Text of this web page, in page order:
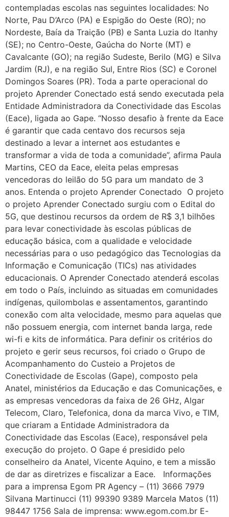
contempladas escolas nas seguintes localidades: No
Norte, Pau D’Arco (PA) e Espigão do Oeste (RO); no
Nordeste, Baía da Traição (PB) e Santa Luzia do Itanhy
(SE); no Centro-Oeste, Gaúcha do Norte (MT) e
Cavalcante (GO); na região Sudeste, Berilo (MG) e Silva
Jardim (RJ), e na região Sul, Entre Rios (SC) e Coronel
Domingos Soares (PR). Toda a parte operacional do
projeto Aprender Conectado está sendo executada pela
Entidade Administradora da Conectividade das Escolas
(Eace), ligada ao Gape. “Nosso desafio à frente da Eace
é garantir que cada centavo dos recursos seja
destinado a levar a internet aos estudantes e
transformar a vida de toda a comunidade”, afirma Paula
Martins, CEO da Eace, eleita pelas empresas
vencedoras do leilão do 5G para um mandato de 3
anos. Entenda o projeto Aprender Conectado O projeto
o projeto Aprender Conectado surgiu com o Edital do
5G, que destinou recursos da ordem de R$ 3,1 bilhões
para levar conectividade às escolas públicas de
educação básica, com a qualidade e velocidade
necessárias para o uso pedagógico das Tecnologias da
Informação e Comunicação (TICs) nas atividades
educacionais. O Aprender Conectado atenderá escolas
em todo o País, incluindo as situadas em comunidades
indígenas, quilombolas e assentamentos, garantindo
conexão com alta velocidade, mesmo para aquelas que
não possuem energia, com internet banda larga, rede
wi-fi e kits de informática. Para definir os critérios do
projeto e gerir seus recursos, foi criado o Grupo de
Acompanhamento do Custeio a Projetos de
Conectividade de Escolas (Gape), composto pela
Anatel, ministérios da Educação e das Comunicações, e
as empresas vencedoras da faixa de 26 GHz, Algar
Telecom, Claro, Telefonica, dona da marca Vivo, e TIM,
que criaram a Entidade Administradora da
Conectividade das Escolas (Eace), responsável pela
execução do projeto. O Gape é presidido pelo
conselheiro da Anatel, Vicente Aquino, e tem a missão
de dar as diretrizes e fiscalizar a Eace. Informações
para a imprensa Egom PR Agency – (11) 3666 7979
Silvana Martinucci (11) 99390 9389 Marcela Matos (11)
98447 1756 Sala de imprensa: www.egom.com.br E-